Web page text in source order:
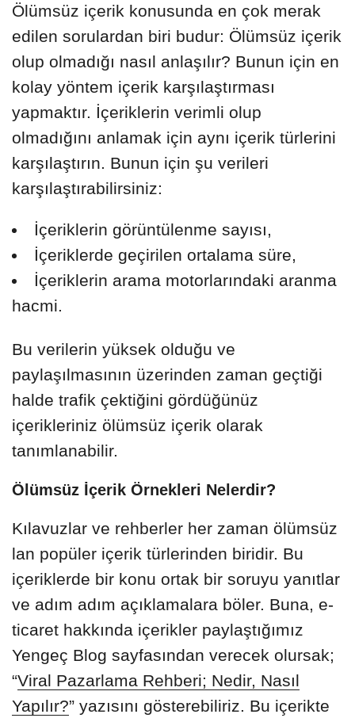
Ölümsüz içerik konusunda en çok merak
edilen sorulardan biri budur: Ölümsüz içerik
olup olmadığı nasıl anlaşılır? Bunun için en
kolay yöntem içerik karşılaştırması
yapmaktır. İçeriklerin verimli olup
olmadığını anlamak için aynı içerik türlerini
karşılaştırın. Bunun için şu verileri
karşılaştırabilirsiniz:
İçeriklerin görüntülenme sayısı,
İçeriklerde geçirilen ortalama süre,
İçeriklerin arama motorlarındaki aranma
hacmi.
Bu verilerin yüksek olduğu ve
paylaşılmasının üzerinden zaman geçtiği
halde trafik çektiğini gördüğünüz
içerikleriniz ölümsüz içerik olarak
tanımlanabilir.
Ölümsüz İçerik Örnekleri Nelerdir?
Kılavuzlar ve rehberler her zaman ölümsüz
lan popüler içerik türlerinden biridir. Bu
içeriklerde bir konu ortak bir soruyu yanıtlar
ve adım adım açıklamalara böler. Buna, e-
ticaret hakkında içerikler paylaştığımız
Yengeç Blog sayfasından verecek olursak;
“Viral Pazarlama Rehberi; Nedir, Nasıl
Yapılır?” yazısını gösterebiliriz. Bu içerikte